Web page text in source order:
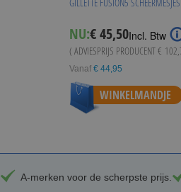
NU:€ 45,50Incl. Btw
( ADVIESPRIJS PRODUCENT€
Vanaf € 44,95
WINKELMANDJE
A-merken voor de scherpste prijs.